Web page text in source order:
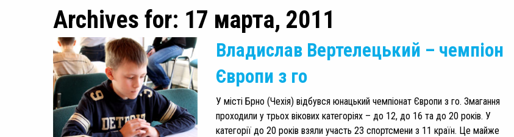
Archives for: 17 марта, 2011
Владислав Вертелецький – чемпіон
Європи з го
У місті Брно (Чехія) відбувся юнацький чемпіонат Європи з го. Змагання
проходили у трьох вікових категоріях – до 12, до 16 та до 20 років. У
категорії до 20 років взяли участь 23 спортсмени з 11 країн. Це майже